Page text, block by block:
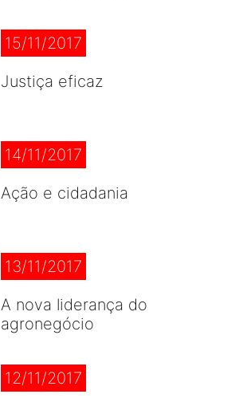
15/11/2017
Justiça eficaz
14/11/2017
Ação e cidadania
13/11/2017
A nova liderança do
agronegócio
12/11/2017